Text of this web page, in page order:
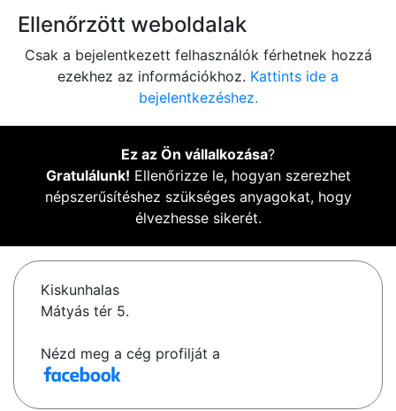
Ellenőrzött weboldalak
Csak a bejelentkezett felhasználók férhetnek hozzá
ezekhez az információkhoz. Kattints ide a
bejelentkezéshez.
Ez az Ön vállalkozása?
Gratulálunk! Ellenőrizze le, hogyan szerezhet
népszerűsítéshez szükséges anyagokat, hogy
élvezhesse sikerét.
Kiskunhalas
Mátyás tér 5.
Nézd meg a cég profilját a